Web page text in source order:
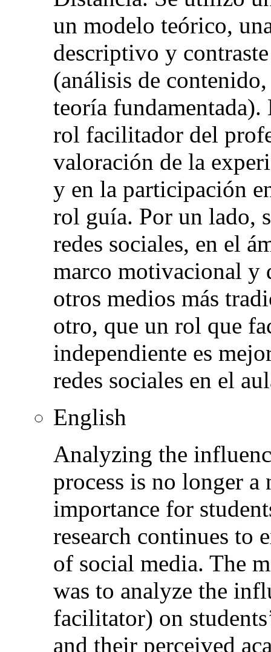
un modelo teórico,
descriptivo y
(análisis de
teoría
rol facilitador del
valoración de la
y en la participación
rol guía. Por un lado,
redes sociales, en el
marco motivacional y
otros medios más
otro, que un rol que
independiente es
redes sociales en el
English
Analyzing the
process is no longer
importance for
research continues to
of social media. The
was to analyze the
facilitator) on
and their perceived